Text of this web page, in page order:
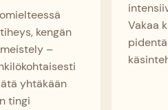
kengän
–
yhtäkään
tingi
Vakaa